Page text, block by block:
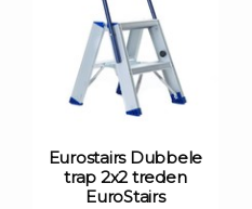
Eurostairs Dubbele
trap 2x2 treden
EuroStairs